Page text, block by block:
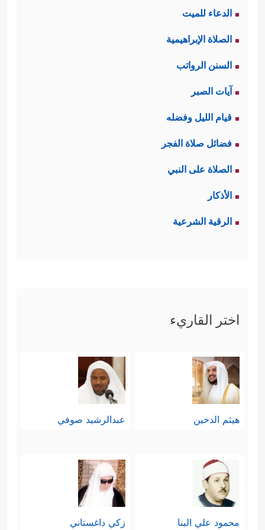
والطمعِ، ثم غرس روح المحبة والتعاون
بين أفراد المجتمع، وتطهيره من نزعات
الحسد والغل، والتقاطع والتدابر.
رابعًا: العفة والطهر والحياء
لِفُرُوجِهِمۡ حَـٰفِظُونَ ﭪإِلَّا عَلَىٰۤ أَزۡوَ ٰ⁠جِهِمۡ أَوۡ مَا مَلَكَتۡ
ذَ ٰ⁠لِكَ فَأُوْلَــٰۤىِٕكَ هُمُ ٱلۡعَادُونَ﴾
خامسًا: حفظ الأمانة والعهد
لكلِّ مجالات الحياة، فبين الحاكم
والمحكوم عهد وأمانة، وبين المعلِّم
والمتعلِّم عهد وأمانة، وبين الرجل وأهل
عهد وأمانة، وبين الدول والمجتمعات
والمؤسسات عهود وأمانات، وواجب
المؤمن أينما كان وفي أيِّ مجال وُضِع أن
الدعاء للميت
الصلاة الإبراهيمية
السنن الرواتب
آيات الصبر
قيام الليل وفضله
فضائل صلاة الفجر
الصلاة على النبي
الأذكار
الرقية الشرعية
اختر القاريء
هيثم الدخين عبدالرشيد صوفي
محمود علي البنا زكي داغستاني